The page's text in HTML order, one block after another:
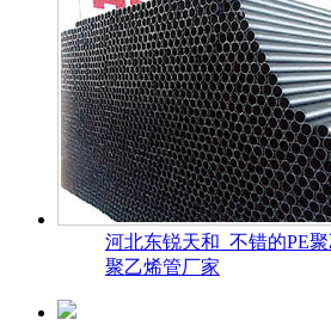
河北东锐天和_不错的PE
聚乙烯管厂家